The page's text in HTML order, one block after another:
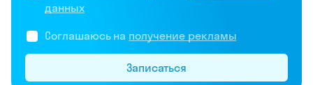
данных
Соглашаюсь на получение рекламы
Записаться